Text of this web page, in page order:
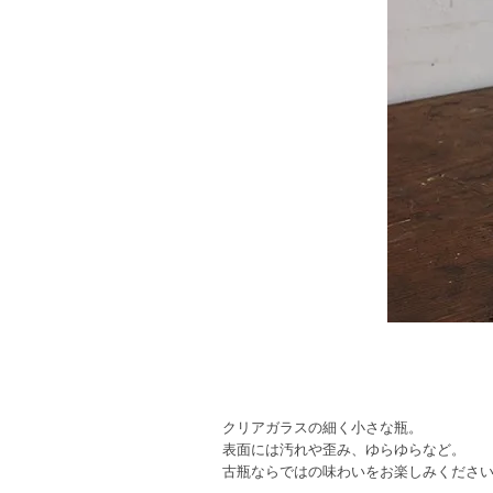
クリアガラスの細く小さな瓶。
表面には汚れや歪み、ゆらゆらなど。
古瓶ならではの味わいをお楽しみくださ